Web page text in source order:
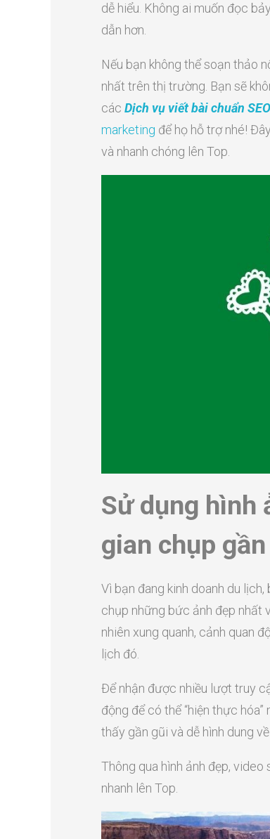
dễ hiểu. Không ai muốn đọc
dẫn hơn.
Nếu bạn không thể soạn thảo
nhất trên thị trường. Bạn sẽ
các Dịch vụ viết bài chuẩn
marketing để họ hỗ trợ nhé!
và nhanh chóng lên Top.
Sử dụng hình
gian chụp
Vì bạn đang kinh doanh du
chụp những bức ảnh đẹp nhất
nhiên xung quanh, cảnh quan
lịch đó.
Để nhận được nhiều lượt truy
động để có thể “hiện thực
thấy gần gũi và dễ hình dung
Thông qua hình ảnh đẹp,
nhanh lên Top.